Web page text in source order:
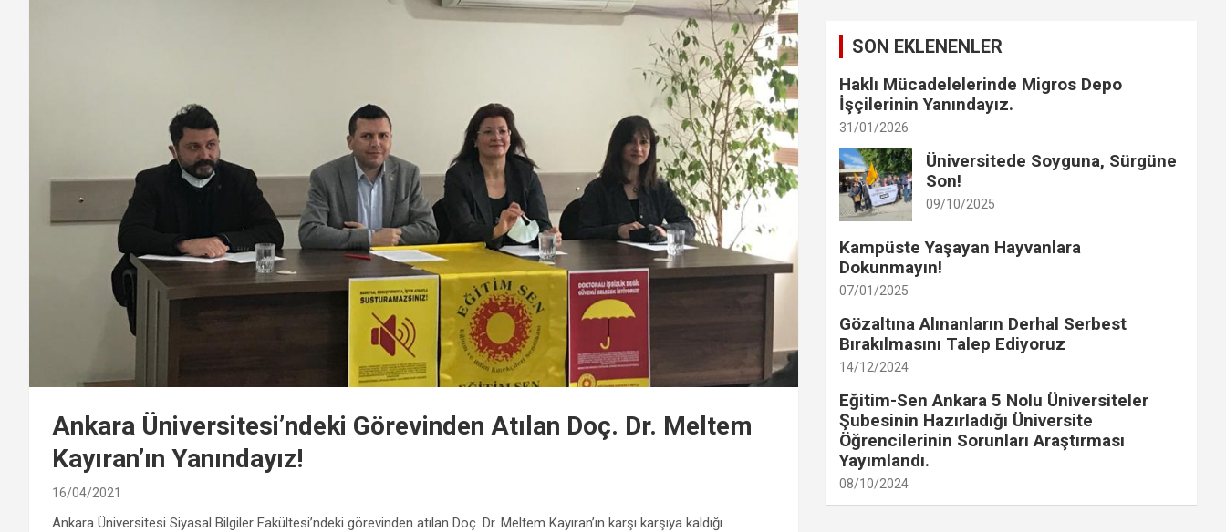
Ankara Üniversitesi’ndeki Görevinden Atılan Doç. Dr. Meltem
Kayıran’ın Yanındayız!
16/04/2021
Ankara Üniversitesi Siyasal Bilgiler Fakültesi’ndeki görevinden atılan Doç. Dr. Meltem Kayıran’ın karşı karşıya kaldığı
SON EKLENENLER
Haklı Mücadelelerinde Migros Depo
İşçilerinin Yanındayız.
31/01/2026
Üniversitede Soyguna, Sürgüne
Son!
09/10/2025
Kampüste Yaşayan Hayvanlara
Dokunmayın!
07/01/2025
Gözaltına Alınanların Derhal Serbest
Bırakılmasını Talep Ediyoruz
14/12/2024
Eğitim-Sen Ankara 5 Nolu Üniversiteler
Şubesinin Hazırladığı Üniversite
Öğrencilerinin Sorunları Araştırması
Yayımlandı.
08/10/2024